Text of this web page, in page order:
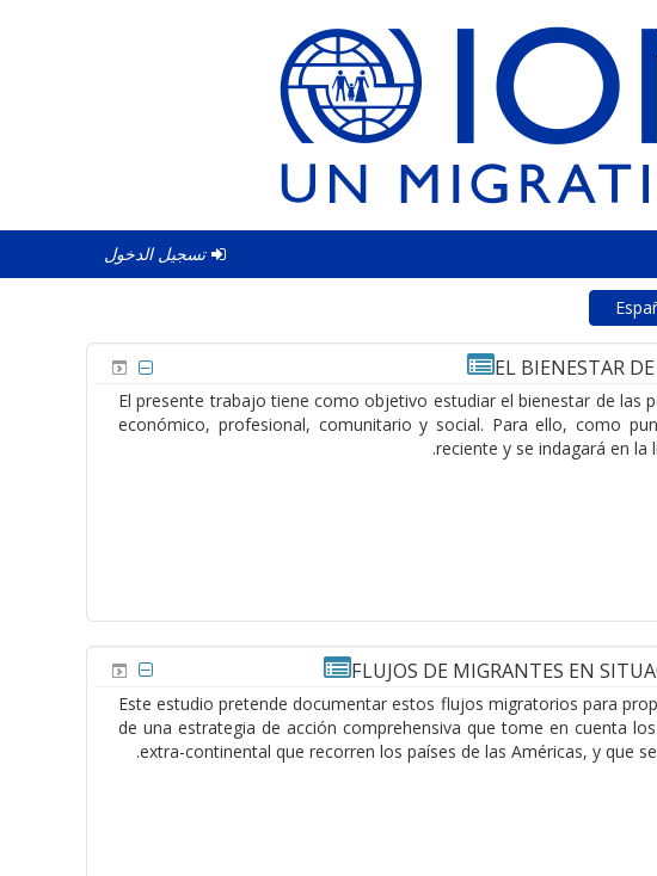
تسجيل الدخول
EL BIENESTAR
El presente trabajo tiene como objetivo estudiar el bienestar de las
económico, profesional, comunitario y social. Para ello, como
reciente y se indagará en
FLUJOS DE MIGRANTES EN
Este estudio pretende documentar estos flujos migratorios para
de una estrategia de acción comprehensiva que tome en cuenta
extra-continental que recorren los países de las Américas, y que